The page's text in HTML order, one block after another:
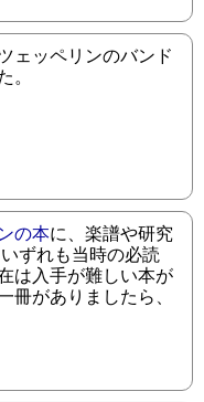
ェッペリンのバンド
。
の本に、楽譜や研究
ずれも当時の必読
は入手が難しい本が
冊がありましたら、